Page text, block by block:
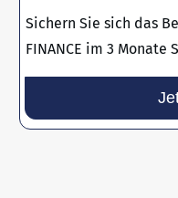
Sichern Sie sich das
FINANCE im 3 Monate